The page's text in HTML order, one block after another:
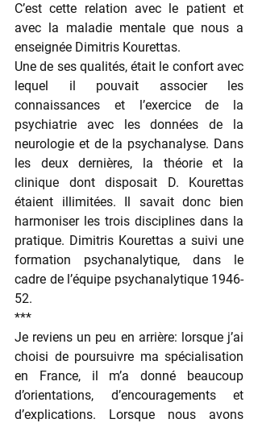
C’est cette relation avec le patient et
avec la maladie mentale que nous a
enseignée Dimitris Kourettas.
Une de ses qualités, était le confort avec
lequel il pouvait associer les
connaissances et l’exercice de la
psychiatrie avec les données de la
neurologie et de la psychanalyse. Dans
les deux dernières, la théorie et la
clinique dont disposait D. Kourettas
étaient illimitées. Il savait donc bien
harmoniser les trois disciplines dans la
pratique. Dimitris Kourettas a suivi une
formation psychanalytique, dans le
cadre de l’équipe psychanalytique 1946-
52.
***
Je reviens un peu en arrière: lorsque j’ai
choisi de poursuivre ma spécialisation
en France, il m’a donné beaucoup
d’orientations, d’encouragements et
d’explications. Lorsque nous avons